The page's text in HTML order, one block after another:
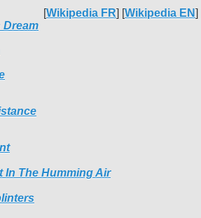
[Wikipedia FR] [Wikipedia EN]
Dream
In The Humming Air